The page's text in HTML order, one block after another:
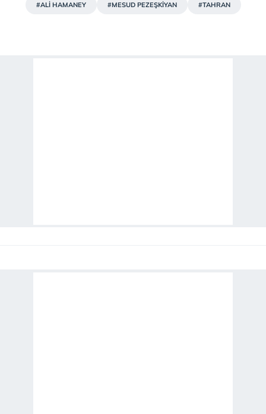
#ALİ HAMANEY #MESUD PEZEŞKİYAN #TAHRAN